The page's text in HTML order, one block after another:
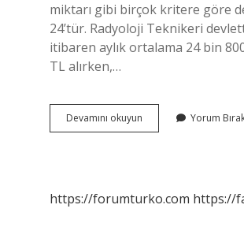
miktarı gibi birçok kritere göre
24’tür. Radyoloji Teknikeri
itibaren aylık ortalama 24 bin
TL alırken,…
Devamını okuyun Röntgen
Teknikeri
Yorum
https://forumturko.com https://